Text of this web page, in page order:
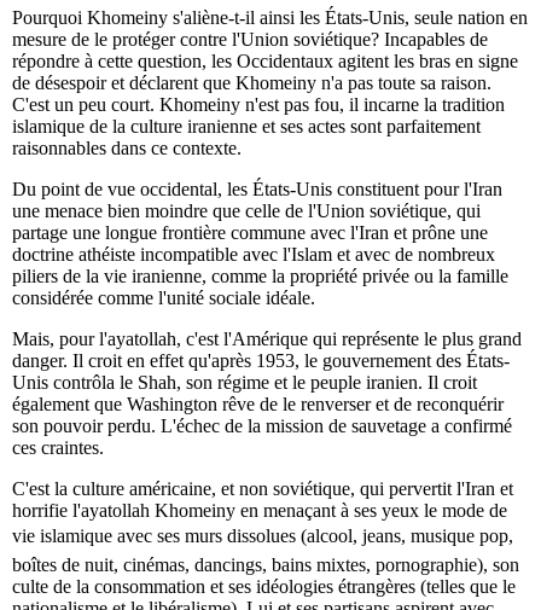
Pourquoi Khomeiny s'aliène-t-il ainsi les États-Unis, seule nation en
mesure de le protéger contre l'Union soviétique? Incapables de
répondre à cette question, les Occidentaux agitent les bras en signe
de désespoir et déclarent que Khomeiny n'a pas toute sa raison.
C'est un peu court. Khomeiny n'est pas fou, il incarne la tradition
islamique de la culture iranienne et ses actes sont parfaitement
raisonnables dans ce contexte.
Du point de vue occidental, les États-Unis constituent pour l'Iran
une menace bien moindre que celle de l'Union soviétique, qui
partage une longue frontière commune avec l'Iran et prône une
doctrine athéiste incompatible avec l'Islam et avec de nombreux
piliers de la vie iranienne, comme la propriété privée ou la famille
considérée comme l'unité sociale idéale.
Mais, pour l'ayatollah, c'est l'Amérique qui représente le plus grand
danger. Il croit en effet qu'après 1953, le gouvernement des États-
Unis contrôla le Shah, son régime et le peuple iranien. Il croit
également que Washington rêve de le renverser et de reconquérir
son pouvoir perdu. L'échec de la mission de sauvetage a confirmé
ces craintes.
C'est la culture américaine, et non soviétique, qui pervertit l'Iran et
horrifie l'ayatollah Khomeiny en menaçant à ses yeux le mode de
vie islamique avec ses murs dissolues (alcool, jeans, musique pop,
boîtes de nuit, cinémas, dancings, bains mixtes, pornographie), son
culte de la consommation et ses idéologies étrangères (telles que le